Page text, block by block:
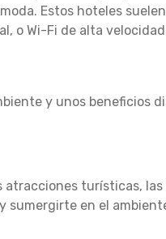
Estos hoteles
o Wi-Fi de alta
y unos beneficios
turísticas,
sumergirte en el